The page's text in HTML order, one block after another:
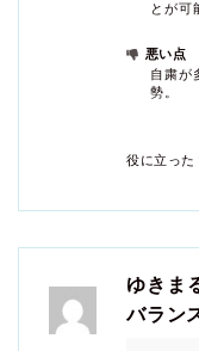
とが可
悪い点
自粛が
勢。
役に立った
ゆきま
バラン